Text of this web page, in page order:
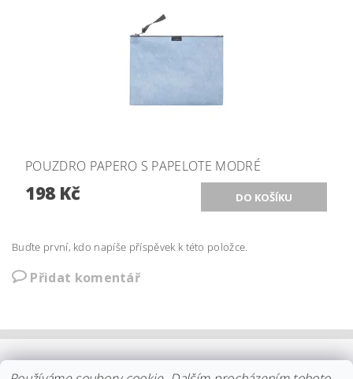
POUZDRO PAPERO S PAPELOTE MODRÉ
198 Kč
Buďte první, kdo napíše příspěvek k této položce.
Přidat komentář